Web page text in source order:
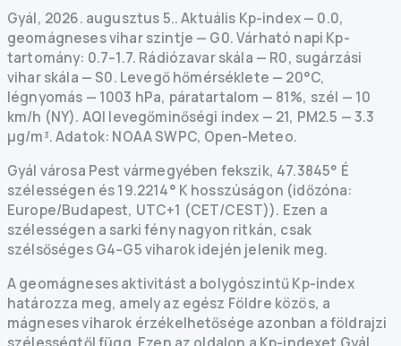
Gyál, 2026. augusztus 5..Aktuális Kp-index— 0.0,
geomágneses vihar szintje — G0.Várható napi Kp-
tartomány: 0.7–1.7. Rádiózavar skála — R0, sugárzási
vihar skála — S0. Levegő hőmérséklete — 20°C,
légnyomás — 1003 hPa, páratartalom — 81%, szél — 10
km/h (NY). AQI levegőminőségi index — 21, PM2.5 — 3.3
µg/m³.Adatok: NOAA SWPC, Open-Meteo.
Gyál városa Pest vármegyében fekszik, 47.3845° É
szélességen és 19.2214° K hosszúságon (időzóna:
Europe/Budapest, UTC+1 (CET/CEST)). Ezen a
szélességen a sarki fény nagyon ritkán, csak
szélsőséges G4–G5 viharok idején jelenik meg.
A geomágneses aktivitást a bolygószintű Kp-index
határozza meg, amely az egész Földre közös, a
mágneses viharok érzékelhetősége azonban a földrajzi